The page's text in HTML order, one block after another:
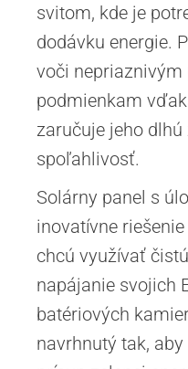
svitom, kde je
dodávku energie.
voči
podmienkam
zaručuje jeho
spoľahlivosť.
Solárny panel s
inovatívne
chcú využívať
napájanie svojich
batériových
navrhnutý tak,